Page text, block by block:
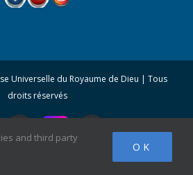
Universelle du Royaume de Dieu | Tous
droits réservés
and third party
OK